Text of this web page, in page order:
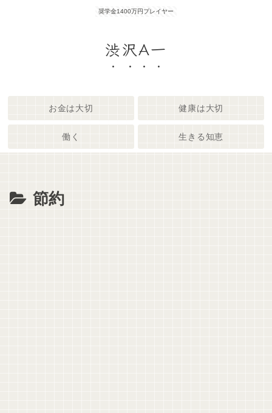
奨学金1400万円プレイヤー
渋沢A一
お金は大切 健康は大切
働く 生きる知恵
節約